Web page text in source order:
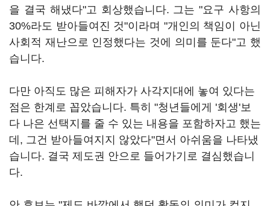
을 결국 해냈다"고 회상했습니다. 그는 "요구 사항의
30%라도 받아들여진 것"이라며 "개인의 책임이 아닌
사회적 재난으로 인정했다는 것에 의미를 둔다"고 했
습니다.
다만 아직도 많은 피해자가 사각지대에 놓여 있다는
점은 한계로 꼽았습니다. 특히 "청년들에게 '회생'보
다 나은 선택지를 줄 수 있는 내용을 포함하자고 했는
데, 그건 받아들여지지 않았다"면서 아쉬움을 나타냈
습니다. 결국 제도권 안으로 들어가기로 결심했습니
다.